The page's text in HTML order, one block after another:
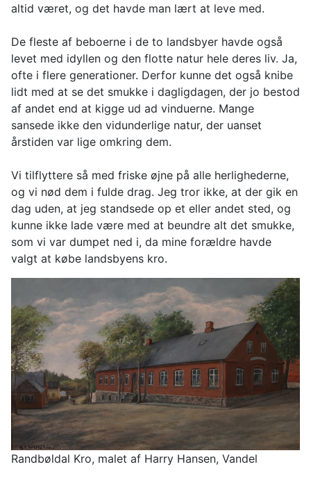
altid været, og det havde man lært at leve med.
De fleste af beboerne i de to landsbyer havde også
levet med idyllen og den flotte natur hele deres liv. Ja,
ofte i flere generationer. Derfor kunne det også knibe
lidt med at se det smukke i dagligdagen, der jo bestod
af andet end at kigge ud ad vinduerne. Mange
sansede ikke den vidunderlige natur, der uanset
årstiden var lige omkring dem.
Vi tilflyttere så med friske øjne på alle herlighederne,
og vi nød dem i fulde drag. Jeg tror ikke, at der gik en
dag uden, at jeg standsede op et eller andet sted, og
kunne ikke lade være med at beundre alt det smukke,
som vi var dumpet ned i, da mine forældre havde
valgt at købe landsbyens kro.
Randbøldal Kro, malet af Harry Hansen, Vandel